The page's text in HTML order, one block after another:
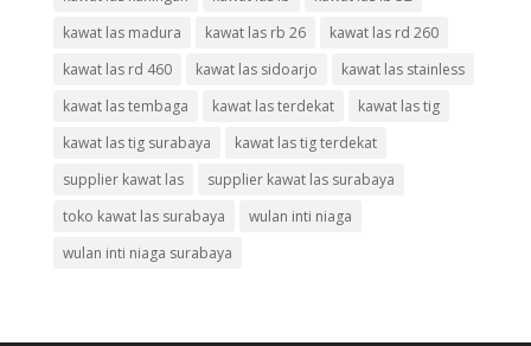
kawat las madura
kawat las rb 26
kawat las rd 260
kawat las rd 460
kawat las sidoarjo
kawat las stainless
kawat las tembaga
kawat las terdekat
kawat las tig
kawat las tig surabaya
kawat las tig terdekat
supplier kawat las
supplier kawat las surabaya
toko kawat las surabaya
wulan inti niaga
wulan inti niaga surabaya